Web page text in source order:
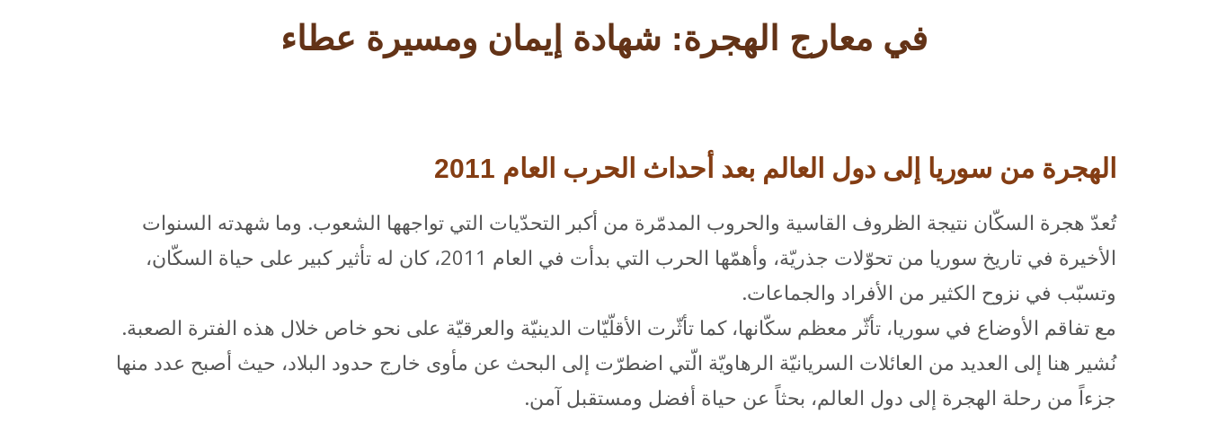
في معارج الهجرة: شهادة إيمان ومسيرة عطاء
الهجرة من سوريا إلى دول العالم بعد أحداث الحرب العام 2011
تُعدّ هجرة السكّان نتيجة الظروف القاسية والحروب المدمّرة من أكبر التحدّيات التي تواجهها الشعوب. وما شهدته السنوات
الأخيرة في تاريخ سوريا من تحوّلات جذريّة، وأهمّها الحرب التي بدأت في العام 2011، كان له تأثير كبير على حياة السكّان،
وتسبّب في نزوح الكثير من الأفراد والجماعات.
مع تفاقم الأوضاع في سوريا، تأثّر معظم سكّانها، كما تأثّرت الأقلّيّات الدينيّة والعرقيّة على نحو خاص خلال هذه الفترة الصعبة.
نُشير هنا إلى العديد من العائلات السريانيّة الرهاويّة الّتي اضطرّت إلى البحث عن مأوى خارج حدود البلاد، حيث أصبح عدد منها
جزءاً من رحلة الهجرة إلى دول العالم، بحثاً عن حياة أفضل ومستقبل آمن.